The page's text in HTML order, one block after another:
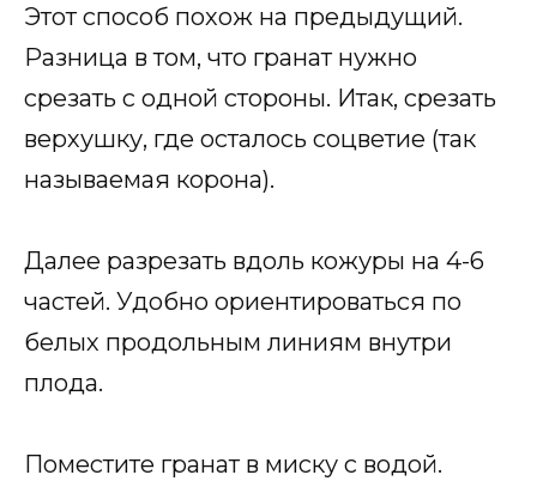
Этот способ похож на предыдущий.
Разница в том, что гранат нужно
срезать с одной стороны. Итак, срезать
верхушку, где осталось соцветие (так
называемая корона).
Далее разрезать вдоль кожуры на 4-6
частей. Удобно ориентироваться по
белых продольным линиям внутри
плода.
Поместите гранат в миску с водой.